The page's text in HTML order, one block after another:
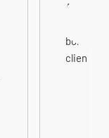
Augustin
bonne
clients